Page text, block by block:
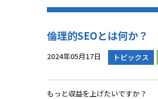
倫理的SEOとは何か？
2024年05月17日 トピックス
もっと収益を上げたいですか？